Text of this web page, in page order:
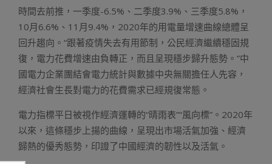
時間去前推，一季度-6.5%、二季度3.9%、三季度5.8%，
10月6.6%、11月9.4%，2020年的用電量增速曲線總體呈
回升趨向。“跟著疫情失去有用節制，公民經濟繼續穩固規
復，電力花費增速由負轉正，而且呈現穩步歸升態勢。”中
國電力企業團結會電力統計與數據中央無關擔任人先容，
經濟社會生長對電力的花費需求已經規復常態。
電力指標平日被視作經濟運轉的“晴雨表”“風向標”。2020年
以來，這條穩步上揚的曲線，呈現出市場活氣加強、經濟
歸熱的優秀態勢，印證了中國經濟的韌性以及活氣。